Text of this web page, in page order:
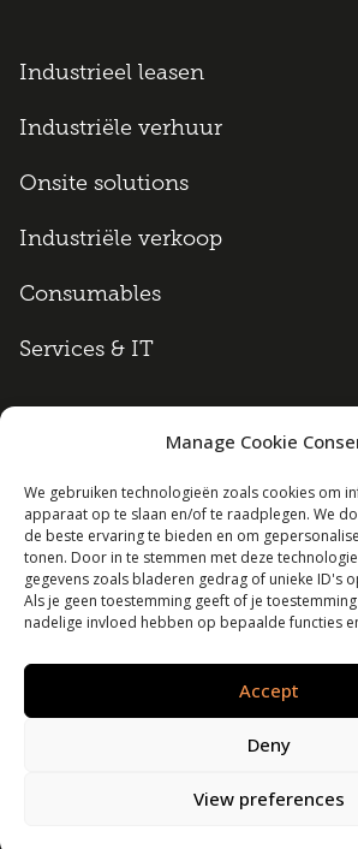
Manage Cookie
We gebruiken technologieën zoals cookies om
apparaat op te slaan en/of te raadplegen. We
de beste ervaring te bieden en om
tonen. Door in te stemmen met deze
gegevens zoals bladeren gedrag of unieke ID's
Als je geen toestemming geeft of je
nadelige invloed hebben op bepaalde functies
Accept
Deny
View preferences
Industrieel leasen
Industriële verhuur
Onsite solutions
Industriële verkoop
Consumables
Services & IT
Cookie policy
Disclaimer
Privacy policy
Lexrent B.V. | Alle rechten